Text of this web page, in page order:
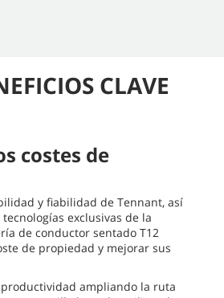
CLAVE
costes de
y fiabilidad de Tennant, así
exclusivas de la
de conductor sentado T12
de propiedad y mejorar sus
ampliando la ruta